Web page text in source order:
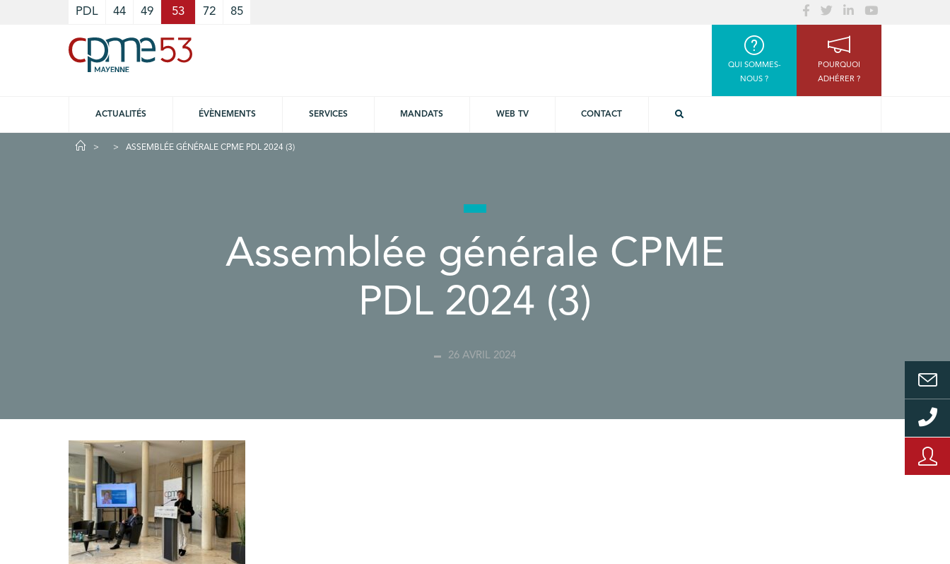
PDL 44 49 53 72 85
QUI SOMMES-
NOUS ?
POURQUOI
ADHÉRER ?
ACTUALITÉS ÉVÈNEMENTS SERVICES MANDATS WEB TV CONTACT
ASSEMBLÉE GÉNÉRALE CPME PDL 2024 (3)
Assemblée générale CPME
PDL 2024 (3)
26 AVRIL 2024
Cookies management panel